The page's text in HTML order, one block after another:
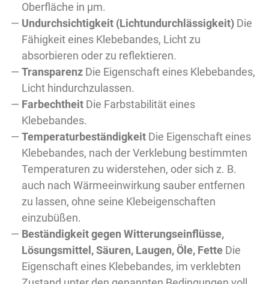
Oberfläche in µm.
Undurchsichtigkeit (Lichtundurchlässigkeit) Die
Fähigkeit eines Klebebandes, Licht zu
absorbieren oder zu reflektieren.
Transparenz Die Eigenschaft eines Klebebandes,
Licht hindurchzulassen.
Farbechtheit Die Farbstabilität eines
Klebebandes.
Temperaturbeständigkeit Die Eigenschaft eines
Klebebandes, nach der Verklebung bestimmten
Temperaturen zu widerstehen, oder sich z. B.
auch nach Wärmeeinwirkung sauber entfernen
zu lassen, ohne seine Klebeigenschaften
einzubüßen.
Beständigkeit gegen Witterungseinflüsse,
Lösungsmittel, Säuren, Laugen, Öle, Fette Die
Eigenschaft eines Klebebandes, im verklebten